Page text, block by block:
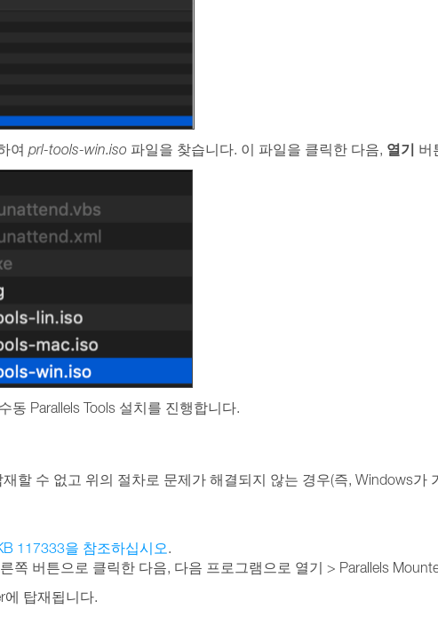
여 prl-tools-win.iso 파일을 찾습니다. 이 파일을 클릭한 다음, 열기 버
동 Parallels Tools 설치를 진행합니다.
할 수 없고 위의 절차로 문제가 해결되지 않는 경우(즉, Windows가
117333을 참조하십시오.
쪽 버튼으로 클릭한 다음, 다음 프로그램으로 열기 > Parallels
에 탑재됩니다.